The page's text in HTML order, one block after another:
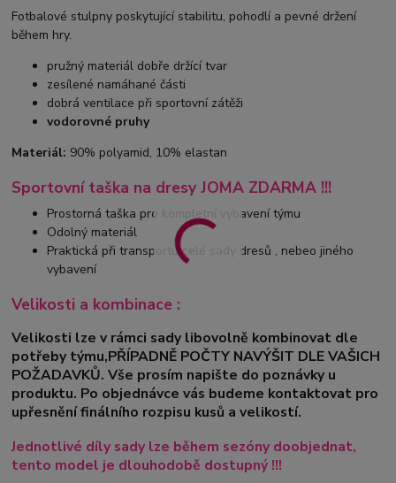
Fotbalové stulpny poskytující stabilitu, pohodlí a pevné držení
během hry.
pružný materiál dobře držící tvar
zesílené namáhané části
dobrá ventilace při sportovní zátěži
vodorovné pruhy
Materiál: 90% polyamid, 10% elastan
Sportovní taška na dresy JOMA ZDARMA !!!
Prostorná taška pro kompletní vybavení týmu
Odolný materiál
Praktická při transportu celé sady dresů , nebeo jiného
vybavení
Velikosti a kombinace :
Velikosti lze v rámci sady libovolně kombinovat dle
potřeby týmu,PŘÍPADNĚ POČTY NAVÝŠIT DLE VAŠICH
POŽADAVKŮ. Vše prosím napište do poznávky u
produktu. Po objednávce vás budeme kontaktovat pro
upřesnění finálního rozpisu kusů a velikostí.
Jednotlivé díly sady lze během sezóny doobjednat,
tento model je dlouhodobě dostupný !!!